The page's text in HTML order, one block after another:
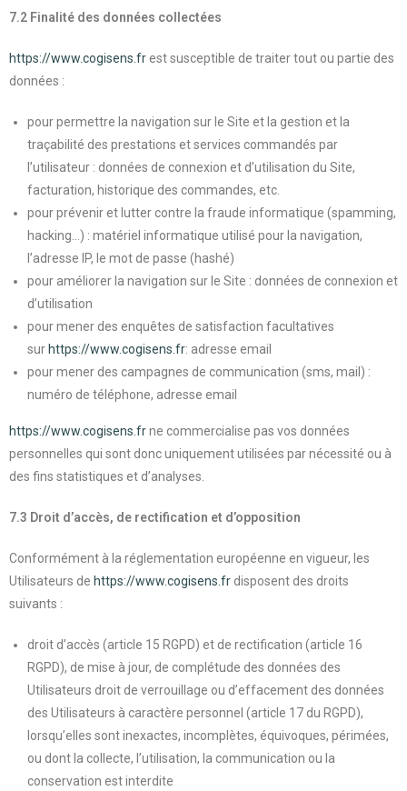
7.2 Finalité des données collectées
https://www.cogisens.frest susceptible de traiter tout ou partie des
données :
pour permettre la navigation sur le Site et la gestion et la
traçabilité des prestations et services commandés par
l’utilisateur : données de connexion et d’utilisation du Site,
facturation, historique des commandes, etc.
pour prévenir et lutter contre la fraude informatique (spamming,
hacking…) : matériel informatique utilisé pour la navigation,
l’adresse IP, le mot de passe (hashé)
pour améliorer la navigation sur le Site : données de connexion et
d’utilisation
pour mener des enquêtes de satisfaction facultatives
sur https://www.cogisens.fr: adresse email
pour mener des campagnes de communication (sms, mail) :
numéro de téléphone, adresse email
https://www.cogisens.frne commercialise pas vos données
personnelles qui sont donc uniquement utilisées par nécessité ou à
des fins statistiques et d’analyses.
7.3 Droit d’accès, de rectification et d’opposition
Conformément à la réglementation européenne en vigueur, les
Utilisateurs de https://www.cogisens.fr disposent des droits
suivants :
droit d’accès (article 15 RGPD) et de rectification (article 16
RGPD), de mise à jour, de complétude des données des
Utilisateurs droit de verrouillage ou d’effacement des données
des Utilisateurs à caractère personnel (article 17 du RGPD),
lorsqu’elles sont inexactes, incomplètes, équivoques, périmées,
ou dont la collecte, l’utilisation, la communication ou la
conservation est interdite